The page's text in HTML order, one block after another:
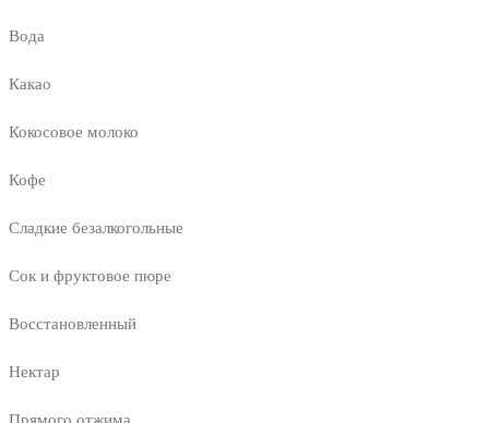
Вода
Какао
Кокосовое молоко
Кофе
Сладкие безалкогольные
Сок и фруктовое пюре
Восстановленный
Нектар